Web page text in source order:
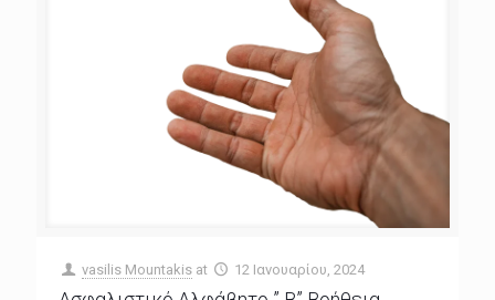
vasilis Mountakis at 12 Ιανουαρίου, 2024